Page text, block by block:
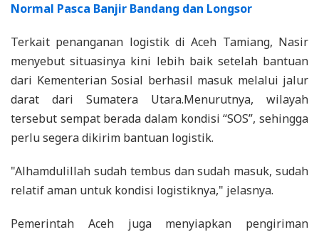
Normal Pasca Banjir Bandang dan Longsor
Terkait penanganan logistik di Aceh Tamiang, Nasir
menyebut situasinya kini lebih baik setelah bantuan
dari Kementerian Sosial berhasil masuk melalui jalur
darat dari Sumatera Utara.Menurutnya, wilayah
tersebut sempat berada dalam kondisi “SOS”, sehingga
perlu segera dikirim bantuan logistik.
"Alhamdulillah sudah tembus dan sudah masuk, sudah
relatif aman untuk kondisi logistiknya," jelasnya.
Pemerintah Aceh juga menyiapkan pengiriman